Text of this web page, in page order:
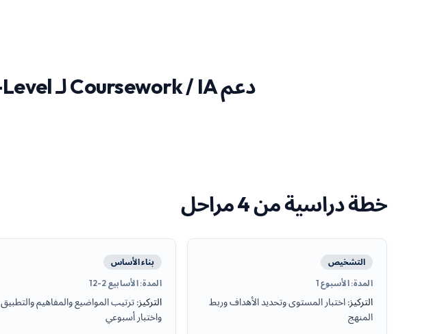
دعم Coursework / IA لـ A-Level التاريخ
خطة دراسية من 4 مراحل
التشخيص
المدة:الأسبوع 1
التركيز: اختبار المستوى وتحديد الأهداف وربط
المنهج
بناء الأساس
المدة:الأسابيع 2-12
التركيز: ترتيب المواضيع والمفاهيم والتطبيق
واختبار أسبوعي